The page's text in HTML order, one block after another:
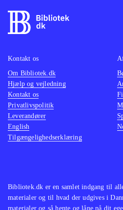
Bibliotek.dk er en samlet indgang til
materialer og til hvad der udgives i
materialer og så hente og låne på dit
Kontakt os
Om Bibliotek.dk
Hjælp og vejledning
Kontakt os
Privatlivspolitik
Leverandører
English
Tilgængelighedserklæring